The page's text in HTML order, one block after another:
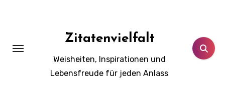
Zitatenvielfalt
Weisheiten, Inspirationen und
Lebensfreude für jeden Anlass